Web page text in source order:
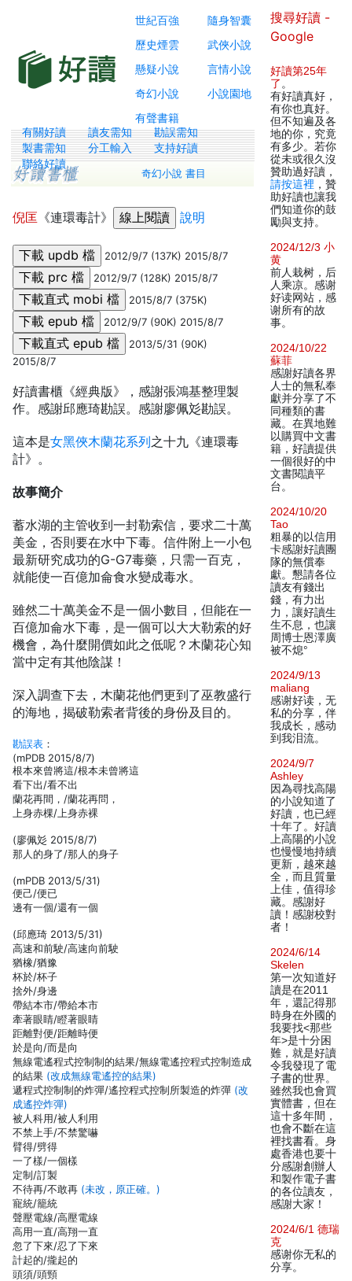
世紀百強
隨身智囊
歷史煙雲
武俠小說
懸疑小說
言情小說
奇幻小說
小說園地
有聲書籍
有關好讀 讀友需知
勘誤需知
製書需知
分工輸入
支持好讀
聯絡好讀
奇幻小說 書目
倪匡 《連環毒計》 說明
2012/9/7 (137K) 2015/8/7
2012/9/7 (128K) 2015/8/7
2015/8/7 (375K)
2012/9/7 (90K) 2015/8/7
2013/5/31 (90K)
2015/8/7
好讀書櫃《經典版》，感謝張鴻基整理製
作。感謝邱應琦勘誤。感謝廖佩彣勘誤。
這本是女黑俠木蘭花系列之十九《連環毒
計》。
故事簡介
蓄水湖的主管收到一封勒索信，要求二十萬
美金，否則要在水中下毒。信件附上一小包
最新研究成功的G-G7毒藥，只需一百克，
就能使一百億加侖食水變成毒水。
雖然二十萬美金不是一個小數目，但能在一
百億加侖水下毒，是一個可以大大勒索的好
機會，為什麼開價如此之低呢？木蘭花心知
當中定有其他陰謀！
深入調查下去，木蘭花他們更到了巫教盛行
的海地，揭破勒索者背後的身份及目的。
勘誤表 ：
(mPDB 2015/8/7)
根本來曾將這/根本未曾將這
看下出/看不出
蘭花再間，/蘭花再問，
上身赤棵/上身赤裸
(廖佩彣 2015/8/7)
那人的身了/那人的身子
(mPDB 2013/5/31)
便己/便已
邊有一個/還有一個
(邱應琦 2013/5/31)
高速和前駛/高速向前駛
猶橡/猶豫
杯於/杯子
捨外/身邊
帶結本市/帶給本市
牽著眼睛/瞪著眼睛
距離對便/距離時便
於是向/而是向
無線電遙程式控制制的結果/無線電遙控程式控制造成
的結果 (改成無線電遙控的結果)
遞程式控制制的炸彈/遙控程式控制所製造的炸彈 (改
成遙控炸彈)
被人科用/被人利用
不禁上手/不禁驚嚇
臂得/劈得
一了樣/一個樣
定制/訂製
不待再/不敢再 (未改，原正確。)
寵統/籠統
聲壓電線/高壓電線
高用一直/高翔一直
忽了下來/忍了下來
計起的/攏起的
頭須/頭頸
搜尋好讀 -
Google
好讀第25年
了 。
有好讀真好，
有你也真好。
但不知遍及各
地的你，究竟
有多少。若你
從未或很久沒
贊助過好讀，
請按這裡 ，贊
助好讀也讓我
們知道你的鼓
勵與支持。
2024/12/3 小
黄
前人栽树，后
人乘凉。感谢
好读网站，感
谢所有的故
事。
2024/10/22
蘇菲
感謝好讀各界
人士的無私奉
獻并分享了不
同種類的書
藏。在異地難
以購買中文書
籍，好讀提供
一個很好的中
文書閱讀平
台。
2024/10/20
Tao
粗暴的以信用
卡感謝好讀團
隊的無償奉
獻。懇請各位
讀友有錢出
錢，有力出
力，讓好讀生
生不息，也讓
周博士恩澤廣
被不熄°
2024/9/13
maliang
感谢好读，无
私的分享，伴
我成长，感动
到我泪流。
2024/9/7
Ashley
因為尋找高陽
的小說知道了
好讀，也已經
十年了。好讀
上高陽的小說
也慢慢地持續
更新，越來越
全，而且質量
上佳，值得珍
藏。感謝好
讀！感謝校對
者！
2024/6/14
Skelen
第一次知道好
讀是在2011
年，還記得那
時身在外國的
我要找<那些
年>是十分困
難，就是好讀
令我發現了電
子書的世界。
雖然我也會買
實體書，但在
這十多年間，
也會不斷在這
裡找書看。身
處香港也要十
分感謝創辦人
和製作電子書
的各位讀友，
感謝大家！
2024/6/1 德瑞
克
感谢你无私的
分享。